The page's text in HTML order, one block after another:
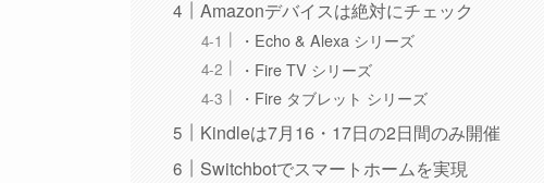
Amazonデバイスは絶対にチェック
・Echo & Alexa シリーズ
・Fire TV シリーズ
・Fire タブレット シリーズ
Kindleは7月16・17日の2日間のみ開催
Switchbotでスマートホームを実現